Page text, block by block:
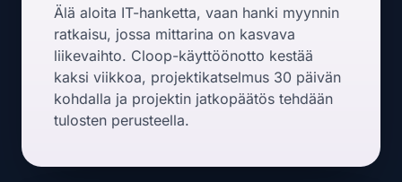
Älä aloita IT-hanketta, vaan hanki myynnin
ratkaisu, jossa mittarina on kasvava
liikevaihto. Cloop-käyttöönotto kestää
kaksi viikkoa, projektikatselmus 30 päivän
kohdalla ja projektin jatkopäätös tehdään
tulosten perusteella.